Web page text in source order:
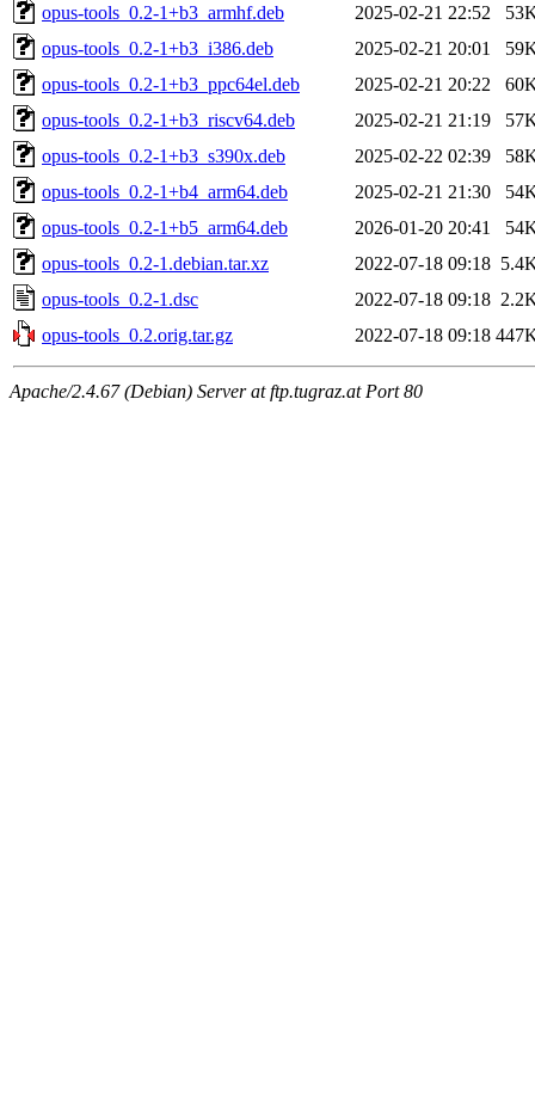
opus-tools_0.2-1+b3_armhf.deb
2025-02-21 22:52
opus-tools_0.2-1+b3_i386.deb
2025-02-21 20:01
opus-tools_0.2-1+b3_ppc64el.deb
2025-02-21 20:22
opus-tools_0.2-1+b3_riscv64.deb
2025-02-21 21:19
opus-tools_0.2-1+b3_s390x.deb
2025-02-22 02:39
opus-tools_0.2-1+b4_arm64.deb
2025-02-21 21:30
opus-tools_0.2-1+b5_arm64.deb
2026-01-20 20:41
opus-tools_0.2-1.debian.tar.xz
2022-07-18 09:18
opus-tools_0.2-1.dsc
2022-07-18 09:18
opus-tools_0.2.orig.tar.gz
2022-07-18 09:18
Apache/2.4.67 (Debian) Server at ftp.tugraz.at Port 80